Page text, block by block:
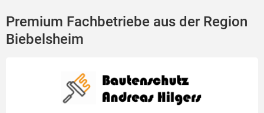
Premium Fachbetriebe aus der Region
Biebelsheim